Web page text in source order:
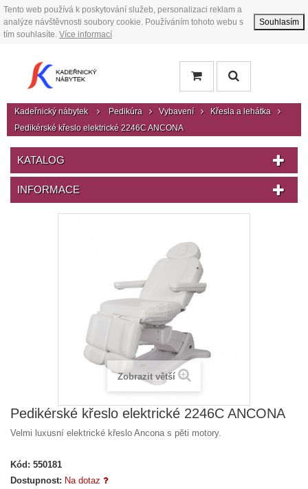
Tento web používá k poskytování služeb, personalizaci reklam a
analýze návštěvnosti soubory cookie. Používáním tohoto webu s
tím souhlasíte. Více informací
Souhlasím
Kadeřnický nábytek Pedikúra Vybavení
Křesla a lehátka
Pedikérské křeslo elektrické 2246C ANCONA
KATALOG
INFORMACE
Zobrazit větší
Pedikérské křeslo elektrické 2246C ANCONA
Velmi luxusní elektrické křeslo Ancona s pěti motory.
Kód: 550181
Dostupnost: Na dotaz